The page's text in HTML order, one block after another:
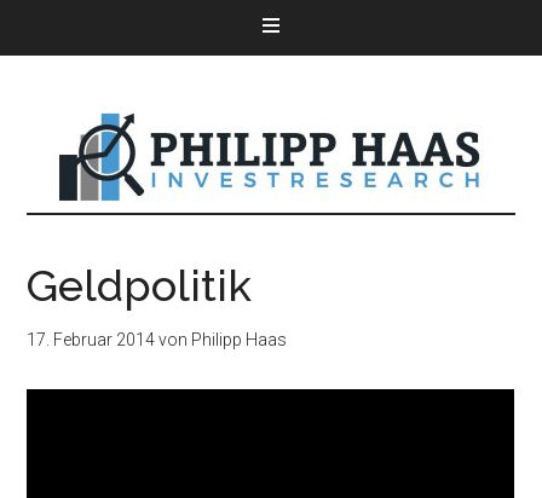
Geldpolitik
17. Februar 2014von Philipp Haas